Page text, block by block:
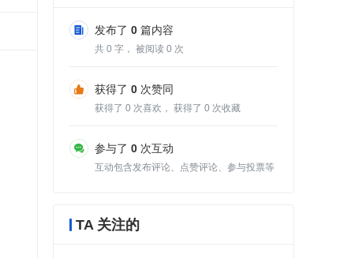
发布了 0 篇内容
共 0 字， 被阅读 0 次
获得了 0 次赞同
获得了 0 次喜欢， 获得了 0 次收藏
参与了 0 次互动
互动包含发布评论、点赞评论、参与投票等
TA 关注的